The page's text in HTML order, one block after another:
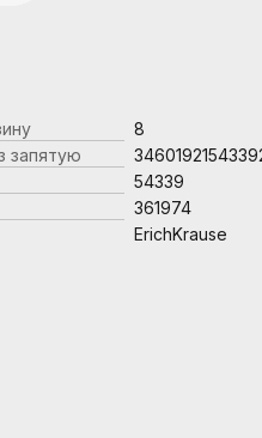
8
запятую
54339
361974
ErichKrause